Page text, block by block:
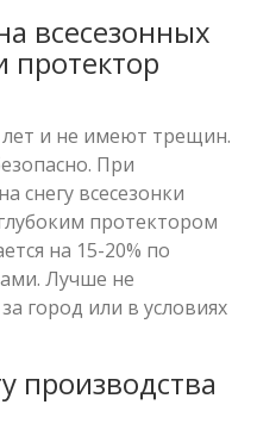
всесезонных
протектор
и не имеют трещин.
При
снегу всесезонки
протектором
на 15-20% по
Лучше не
город или в условиях
производства